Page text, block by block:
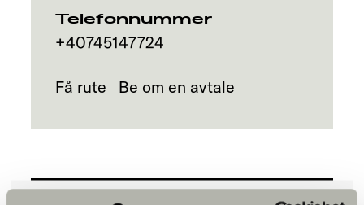
Telefonnummer
+40745147724
Få rute Be om en avtale